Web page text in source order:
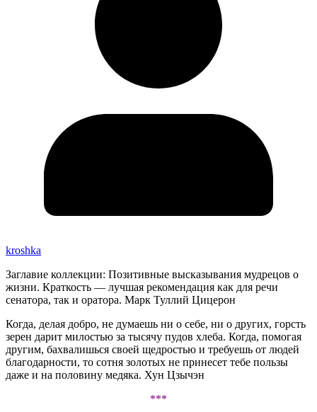
kroshka
Заглавие коллекции: Позитивные высказывания мудрецов о
жизни. Краткость — лучшая рекомендация как для речи
сенатора, так и оратора. Марк Туллий Цицерон
Когда, делая добро, не думаешь ни о себе, ни о других, горсть
зерен дарит милостью за тысячу пудов хлеба. Когда, помогая
другим, бахвалишься своей щедростью и требуешь от людей
благодарности, то сотня золотых не принесет тебе пользы
даже и на половину медяка. Хун Цзычэн
***